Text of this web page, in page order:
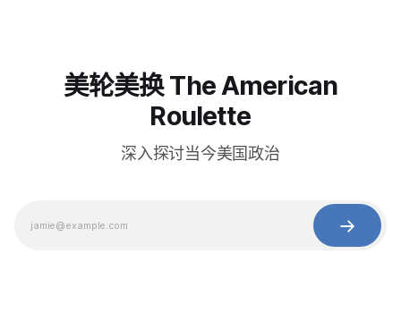
美轮美换 The American
Roulette
深入探讨当今美国政治